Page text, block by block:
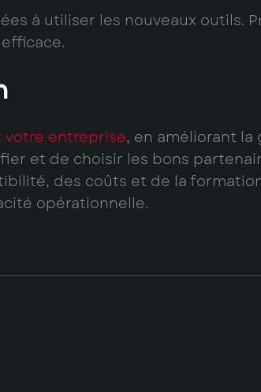
à utiliser les nouveaux outils.
entreprise, en améliorant la
et de choisir les bons
des coûts et de la
opérationnelle.